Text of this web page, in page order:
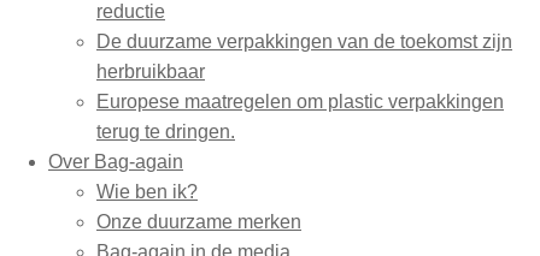
reductie
De duurzame verpakkingen van de toekomst zijn
herbruikbaar
Europese maatregelen om plastic verpakkingen
terug te dringen.
Over Bag-again
Wie ben ik?
Onze duurzame merken